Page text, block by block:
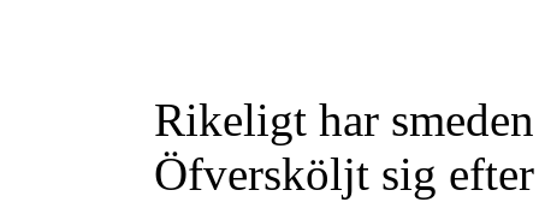
Rikeligt har
Öfversköljt sig